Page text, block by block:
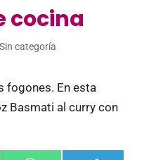
cocina
Sin categoría
fogones. En esta
Basmati al curry con